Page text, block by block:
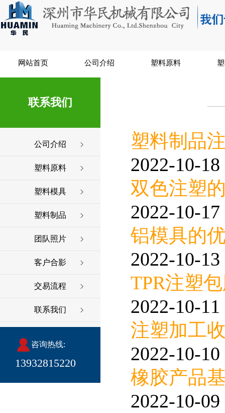
网站首页 公司介绍 塑料原料
联系我们
公司介绍
塑料原料
塑料模具
塑料制品
团队照片
客户合影
交易流程
联系我们
咨询热线:
13932815220
塑料制品
2022-10-
双色注塑
2022-10-
铝模具的
2022-10-
TPR注塑
2022-10-
注塑加工
2022-10-
橡胶产品
2022-10-